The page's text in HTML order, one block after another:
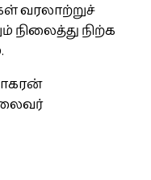
வரலாற்றுச்
நிற்க